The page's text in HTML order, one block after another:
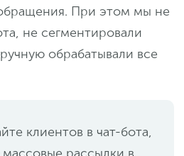
При этом мы не
не сегментировали
обрабатывали все
клиентов в чат-бота,